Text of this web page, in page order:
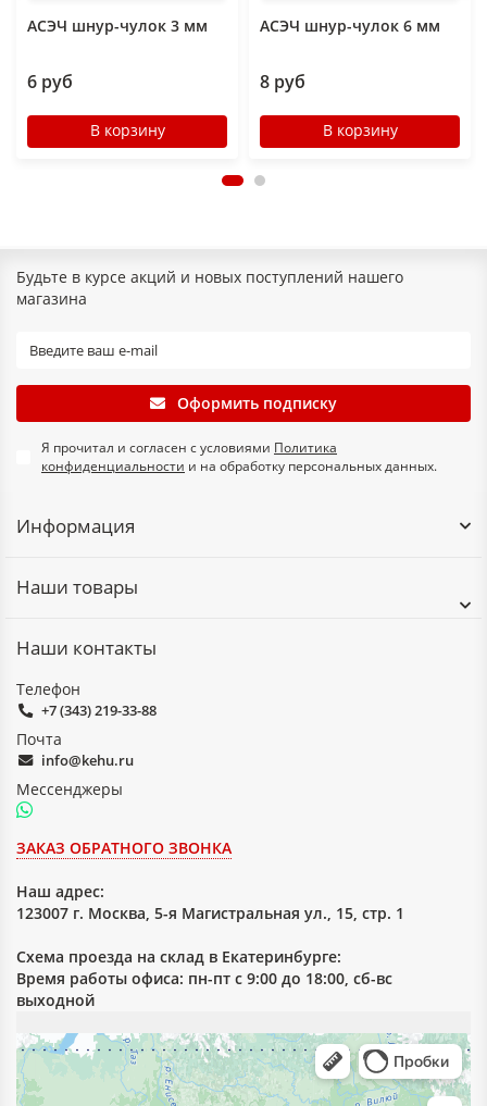
АСЭЧ шнур-чулок 3 мм
6 руб
В корзину
АСЭЧ шнур-чулок 6 мм
8 руб
В корзину
Будьте в курсе акций и новых поступлений нашего
магазина
Оформить подписку
Я прочитал и согласен с условиями Политика
конфиденциальности и на обработку персональных данных.
Информация
Наши товары
Наши контакты
Телефон
+7 (343) 219-33-88
Почта
info@kehu.ru
Мессенджеры
ЗАКАЗ ОБРАТНОГО ЗВОНКА
Наш адрес:
123007 г. Москва, 5-я Магистральная ул., 15, стр. 1
Схема проезда на склад в Екатеринбурге:
Время работы офиса: пн-пт с 9:00 до 18:00, сб-вс
выходной